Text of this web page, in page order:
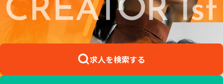
求人を検索する